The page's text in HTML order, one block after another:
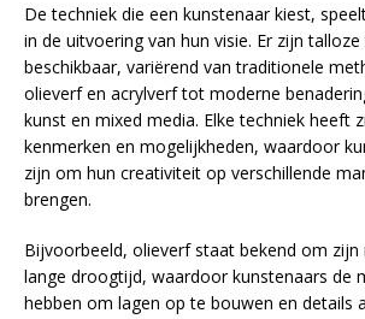
De techniek die een kunstenaar kiest,
in de uitvoering van hun visie. Er zijn
beschikbaar, variërend van traditionele
olieverf en acrylverf tot moderne
kunst en mixed media. Elke techniek heeft
kenmerken en mogelijkheden, waardoor
zijn om hun creativiteit op verschillende
brengen.
Bijvoorbeeld, olieverf staat bekend om zijn
lange droogtijd, waardoor kunstenaars de
hebben om lagen op te bouwen en details